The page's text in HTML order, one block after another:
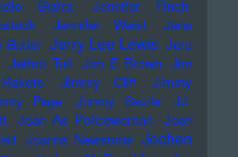
Biafra
Jennifer Finch
Jennifer Weist
Jens
Butler Jerry Lee Lewis Jeru
Jethro Tull Jim E Brown Jim
Jimmy Cliff
Jimmy
Page Jimmy Savile
JJ
Joan As Policewoman Joan
Joanna Newsome Jochen